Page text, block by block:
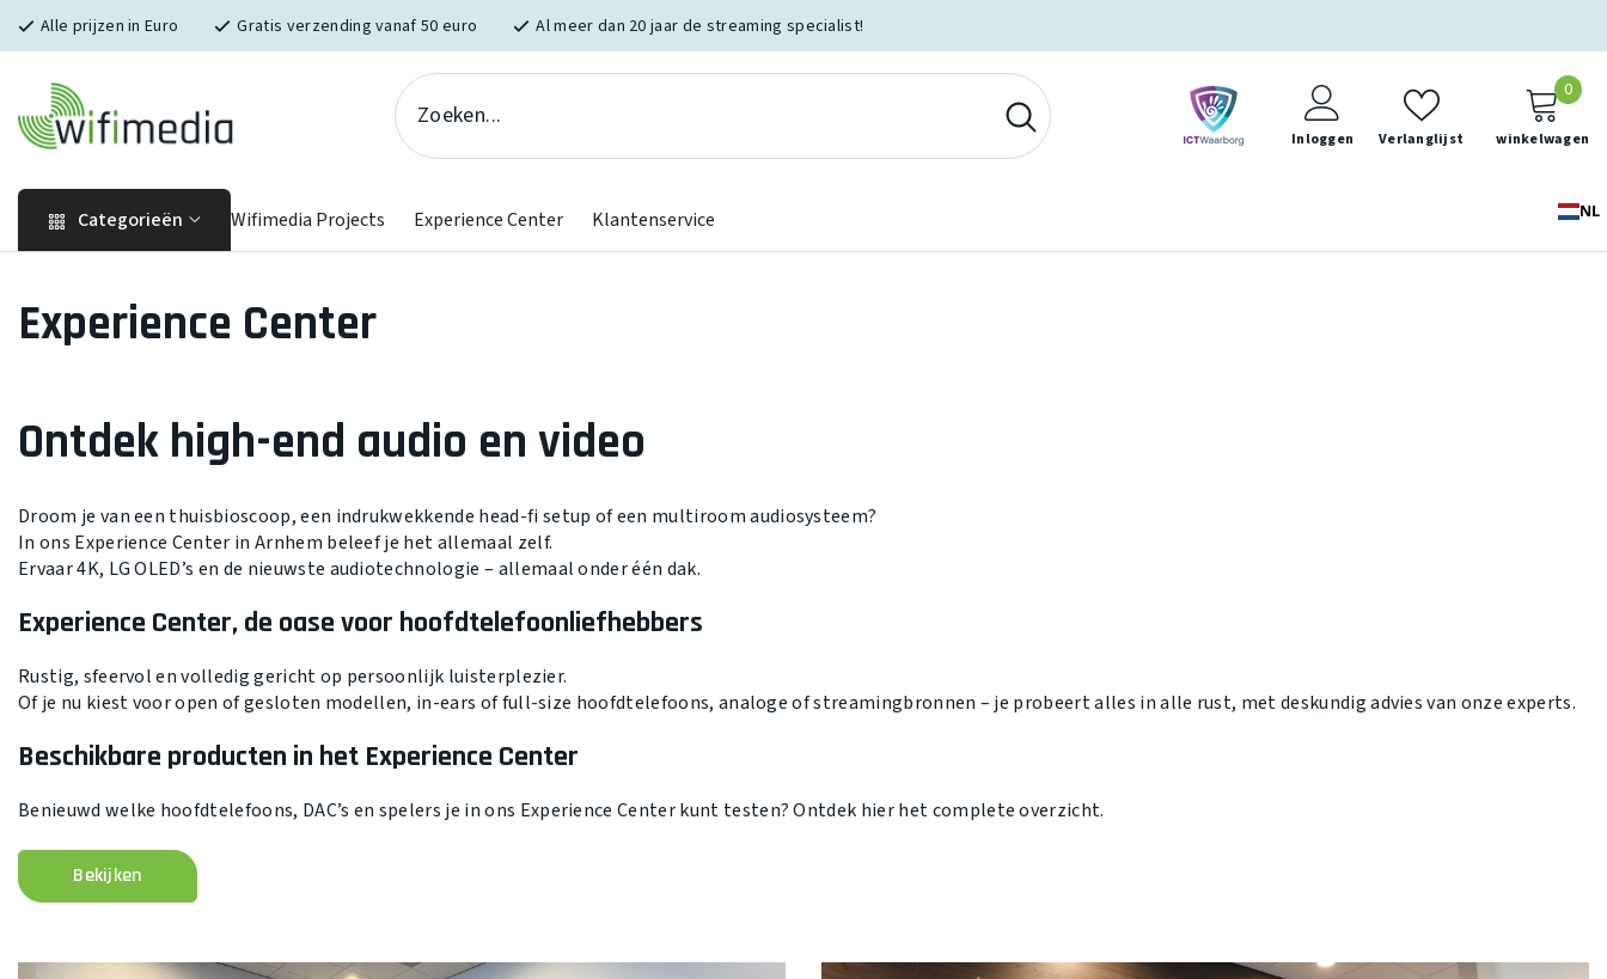
Alle prijzen in Euro Gratis verzending vanaf 50 euro Al meer dan 20 jaar de streaming specialist!
Inloggen Verlanglijst winkelwagen
00
Categorieën Wifimedia Projects Experience Center Klantenservice NL
Experience Center
Ontdek high-end audio en video
Droom je van een thuisbioscoop, een indrukwekkende head-fi setup of een multiroom audiosysteem?
In ons Experience Center in Arnhem beleef je het allemaal zelf.
Ervaar 4K, LG OLED’s en de nieuwste audiotechnologie – allemaal onder één dak.
Experience Center, de oase voor hoofdtelefoonliefhebbers
Rustig, sfeervol en volledig gericht op persoonlijk luisterplezier.
Of je nu kiest voor open of gesloten modellen, in-ears of full-size hoofdtelefoons, analoge of streamingbronnen – je probeert alles in alle rust, met deskundig advies van onze experts.
Beschikbare producten in het Experience Center
Benieuwd welke hoofdtelefoons, DAC’s en spelers je in ons Experience Center kunt testen? Ontdek hier het complete overzicht.
Bekijken